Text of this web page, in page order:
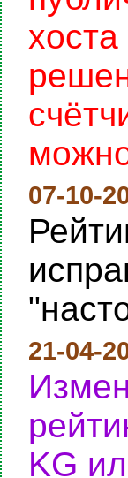
07-10-
21-04-
KG